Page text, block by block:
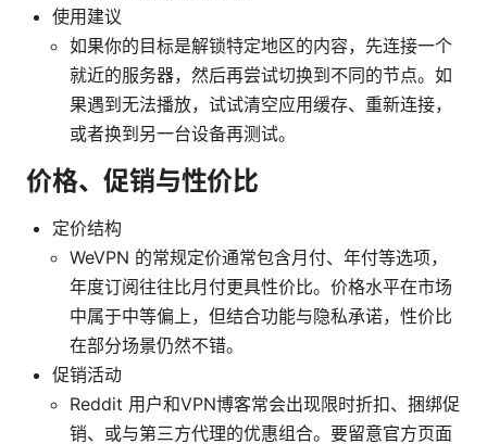
使用建议
如果你的目标是解锁特定地区的内容，先连接一个
就近的服务器，然后再尝试切换到不同的节点。如
果遇到无法播放，试试清空应用缓存、重新连接，
或者换到另一台设备再测试。
价格、促销与性价比
定价结构
WeVPN 的常规定价通常包含月付、年付等选项，
年度订阅往往比月付更具性价比。价格水平在市场
中属于中等偏上，但结合功能与隐私承诺，性价比
在部分场景仍然不错。
促销活动
Reddit 用户和VPN博客常会出现限时折扣、捆绑促
销、或与第三方代理的优惠组合。要留意官方页面